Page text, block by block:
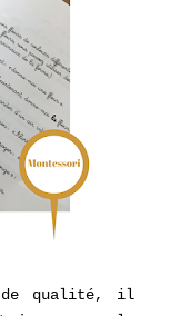
de qualité, il